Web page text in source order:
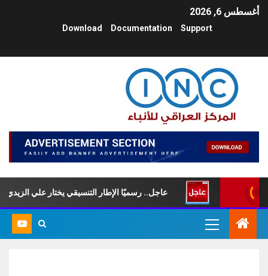
أغسطس 6, 2026
Support
Documentation
Download
عاجل.. رسميًا الإطار التنسيقي يختار علي الزيدي رئيسًا